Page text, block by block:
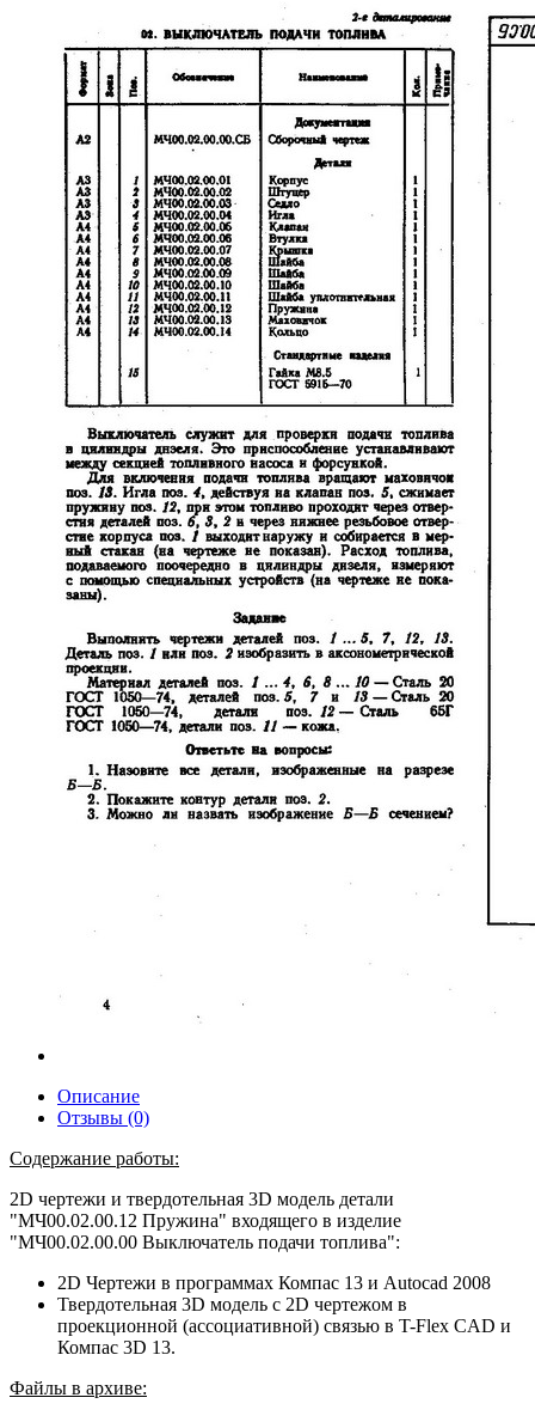
Описание
Отзывы (0)
Содержание работы:
2D чертежи и твердотельная 3D модель детали
"МЧ00.02.00.12 Пружина" входящего в изделие
"МЧ00.02.00.00 Выключатель подачи топлива":
2D Чертежи в программах Компас 13 и Autocad 2008
Твердотельная 3D модель с 2D чертежом в
проекционной (ассоциативной) связью в T-Flex CAD и
Компас 3D 13.
Файлы в архиве: